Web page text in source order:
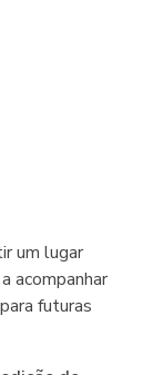
um lugar
acompanhar
futuras